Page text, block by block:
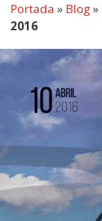
Portada » Blog»
2016